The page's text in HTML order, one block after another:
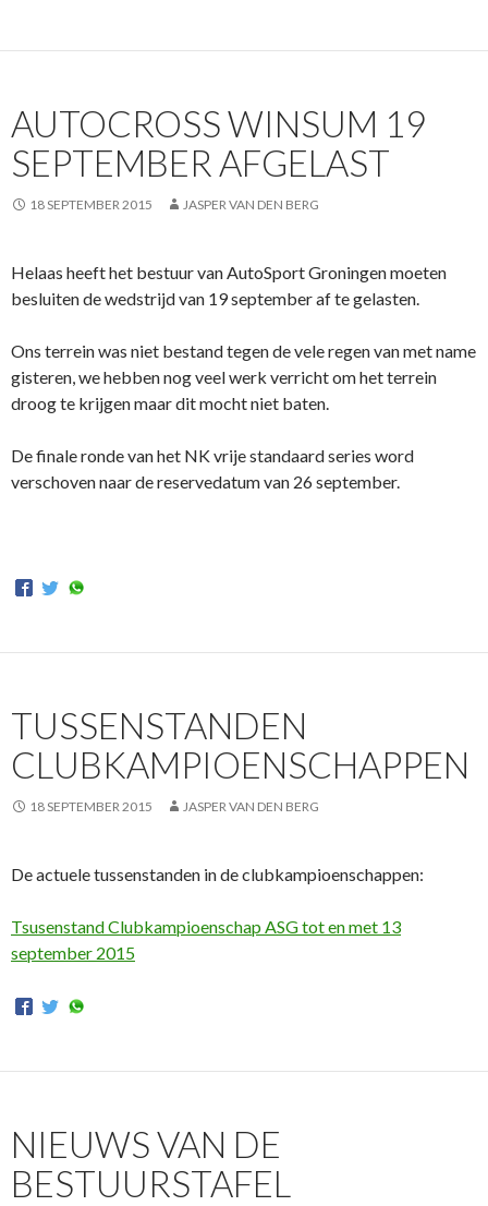
AUTOCROSS WINSUM 19
SEPTEMBER AFGELAST
18 SEPTEMBER 2015 JASPER VAN DEN BERG
Helaas heeft het bestuur van AutoSport Groningen moeten
besluiten de wedstrijd van 19 september af te gelasten.
Ons terrein was niet bestand tegen de vele regen van met name
gisteren, we hebben nog veel werk verricht om het terrein
droog te krijgen maar dit mocht niet baten.
De finale ronde van het NK vrije standaard series word
verschoven naar de reservedatum van 26 september.
TUSSENSTANDEN
CLUBKAMPIOENSCHAPPEN
18 SEPTEMBER 2015 JASPER VAN DEN BERG
De actuele tussenstanden in de clubkampioenschappen:
Tsusenstand Clubkampioenschap ASG tot en met 13
september 2015
NIEUWS VAN DE
BESTUURSTAFEL